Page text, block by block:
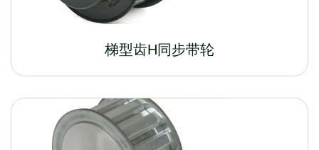
梯型齿H同步带轮